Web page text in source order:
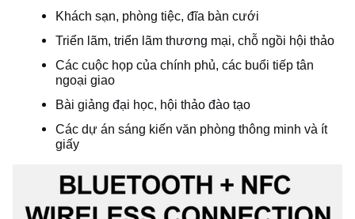
Khách sạn, phòng tiệc, đĩa bàn cưới
Triển lãm, triển lãm thương mại, chỗ ngồi hội thảo
Các cuộc họp của chính phủ, các buổi tiếp tân
ngoại giao
Bài giảng đại học, hội thảo đào tạo
Các dự án sáng kiến văn phòng thông minh và ít
giấy